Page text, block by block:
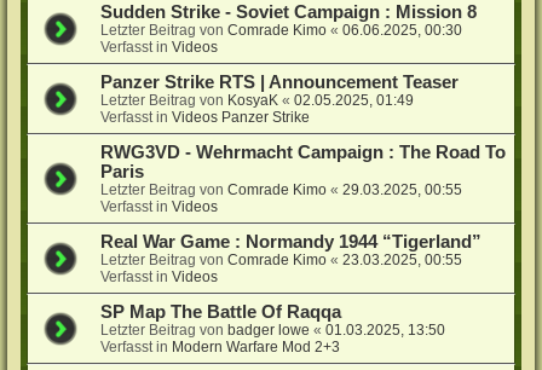
Sudden Strike - Soviet Campaign : Mission 8
Letzter Beitrag vonComrade Kimo «06.06.2025, 00:30
Verfasst inVideos
Panzer Strike RTS | Announcement Teaser
Letzter Beitrag von KosyaK «02.05.2025, 01:49
Verfasst inVideos Panzer Strike
RWG3VD - Wehrmacht Campaign : The Road To
Paris
Letzter Beitrag vonComrade Kimo «29.03.2025, 00:55
Verfasst inVideos
Real War Game : Normandy 1944 “Tigerland”
Letzter Beitrag vonComrade Kimo «23.03.2025, 00:55
Verfasst inVideos
SP Map The Battle Of Raqqa
Letzter Beitrag vonbadger lowe «01.03.2025, 13:50
Verfasst in Modern Warfare Mod 2+3